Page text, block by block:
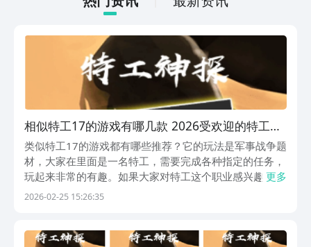
阅览一下吧！
相似特工17的游戏有哪几款 2026受欢迎的特工游
戏介绍
类似特工17的游戏都有哪些推荐？它的玩法是军事战争题
材，大家在里面是一名特工，需要完成各种指定的任务，
玩起来非常的有趣。如果大家对特工这个职业感兴趣，可
以找一些类似的游戏，今天就给大家分享几款。另外，九
更多
2026-02-25 15:26:35